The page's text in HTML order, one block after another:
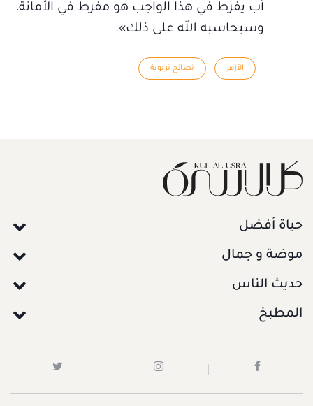
أب يفرط في هذا الواجب هو مفرط في الأمانة،
وسيحاسبه الله على ذلك».
الأزهر نصائح تربوية
حياة أفضل
موضة و جمال
حديث الناس
المطبخ